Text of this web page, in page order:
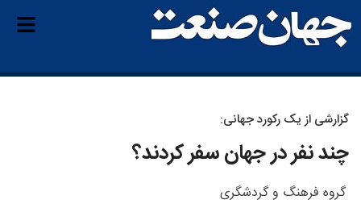
گزارشی از یک رکورد جهانی:
چند نفر در جهان سفر کردند؟
گروه فرهنگ و گردشگری